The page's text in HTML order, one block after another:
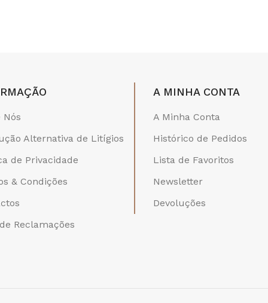
Nós
Alternativa de Litígios
de Privacidade
& Condições
Reclamações
A MINHA CONTA
A Minha Conta
Histórico de Pedidos
Lista de Favoritos
Newsletter
Devoluções